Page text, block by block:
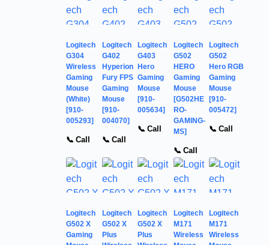
Logitech
G304
Wireless
Gaming
Mouse
(White)
[910-
005293]
📞 Call
Logitech
G402
Hyperion
Fury FPS
Gaming
Mouse
[910-
004070]
📞 Call
Logitech
G403
Hero
Gaming
Mouse
[910-
005634]
📞 Call
Logitech
G502
HERO
Gaming
Mouse
[G502HE
RO-
GAMING-
MS]
📞 Call
Logitech
G502
Hero RGB
Gaming
Mouse
[910-
005472]
📞 Call
Logitech
G502 X
Gaming
Logitech
G502 X
Plus
Logitech
G502 X
Plus
Logitech
M171
Wireless
Logitech
M171
Wireless